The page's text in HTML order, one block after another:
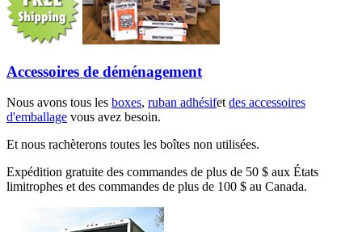
Accessoires de déménagement
Nous avons tous les boxes, ruban adhésifetdes accessoires
d'emballage vous avez besoin.
Et nous rachèterons toutes les boîtes non utilisées.
Expédition gratuite des commandes de plus de 50 $ aux États
limitrophes et des commandes de plus de 100 $ au Canada.